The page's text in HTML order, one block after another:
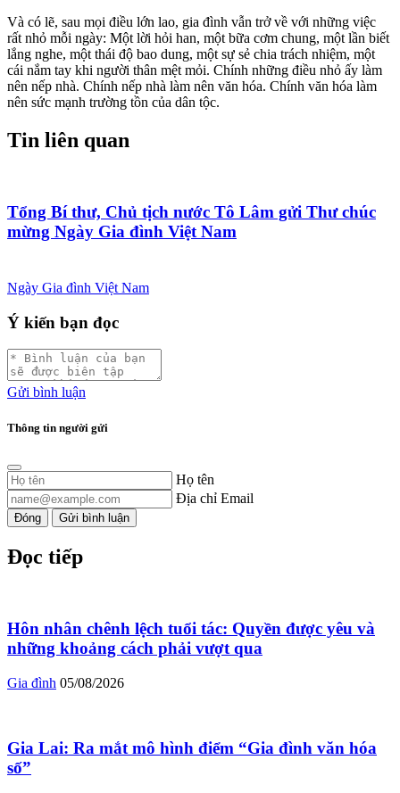
Và có lẽ, sau mọi điều lớn lao, gia đình vẫn trở về với những việc
rất nhỏ mỗi ngày: Một lời hỏi han, một bữa cơm chung, một lần biết
lắng nghe, một thái độ bao dung, một sự sẻ chia trách nhiệm, một
cái nắm tay khi người thân mệt mỏi. Chính những điều nhỏ ấy làm
nên nếp nhà. Chính nếp nhà làm nên văn hóa. Chính văn hóa làm
nên sức mạnh trường tồn của dân tộc.
Tin liên quan
Tổng Bí thư, Chủ tịch nước Tô Lâm gửi Thư chúc
mừng Ngày Gia đình Việt Nam
Ngày Gia đình Việt Nam
Ý kiến bạn đọc
Gửi bình luận
Thông tin người gửi
Họ tên
Địa chỉ Email
Đóng Gửi bình luận
Đọc tiếp
Hôn nhân chênh lệch tuổi tác: Quyền được yêu và
những khoảng cách phải vượt qua
Gia đình 05/08/2026
Gia Lai: Ra mắt mô hình điểm “Gia đình văn hóa
số”